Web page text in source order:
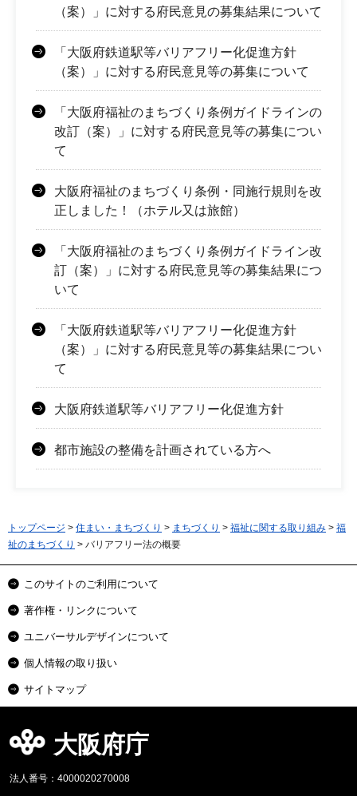
（案）」に対する府民意見の募集結果について
「大阪府鉄道駅等バリアフリー化促進方針
（案）」に対する府民意見等の募集について
「大阪府福祉のまちづくり条例ガイドラインの
改訂（案）」に対する府民意見等の募集につい
て
大阪府福祉のまちづくり条例・同施行規則を改
正しました！（ホテル又は旅館）
「大阪府福祉のまちづくり条例ガイドライン改
訂（案）」に対する府民意見等の募集結果につ
いて
「大阪府鉄道駅等バリアフリー化促進方針
（案）」に対する府民意見等の募集結果につい
て
大阪府鉄道駅等バリアフリー化促進方針
都市施設の整備を計画されている方へ
トップページ > 住まい・まちづくり > まちづくり > 福祉に関する取り組み > 福
祉のまちづくり > バリアフリー法の概要
このサイトのご利用について
著作権・リンクについて
ユニバーサルデザインについて
個人情報の取り扱い
サイトマップ
大阪府庁
法人番号：4000020270008